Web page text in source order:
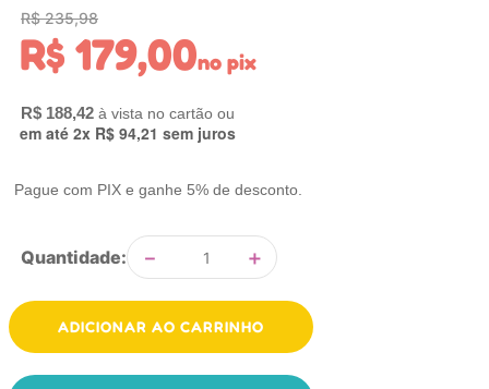
R$ 235,98
R$ 179,00no pix
R$ 188,42
em até 2x R$ 94,21 sem juros
Pague com PIX e ganhe 5% de desconto.
Quantidade ＋
－
ADICIONAR AO CARRINHO
10º brinquedo